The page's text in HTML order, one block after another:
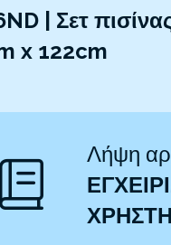
| Σετ
x 122cm
Λήψη
ΧΡΉΣΤΗ